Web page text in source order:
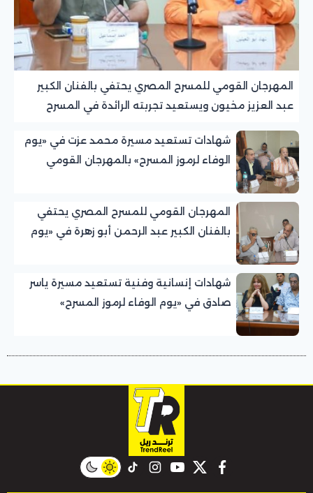
المهرجان القومي للمسرح المصري يحتفي بالفنان الكبير
عبد العزيز مخيون ويستعيد تجربته الرائدة في المسرح
شهادات تستعيد مسيرة محمد عزت في «يوم
الوفاء لرموز المسرح» بالمهرجان القومي
المهرجان القومي للمسرح المصري يحتفي
بالفنان الكبير عبد الرحمن أبو زهرة في «يوم
شهادات إنسانية وفنية تستعيد مسيرة ياسر
صادق في «يوم الوفاء لرموز المسرح»
facebook
twitter
youtube
instagram
tiktok